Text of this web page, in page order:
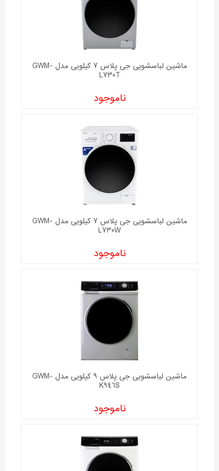
ماشین لباسشویی جی پلاس 7 کیلویی مدل GWM-
L730T
ناموجود
ماشین لباسشویی جی پلاس 7 کیلویی مدل GWM-
L730W
ناموجود
ماشین لباسشویی جی پلاس 9 کیلویی مدل GWM-
K946S
ناموجود